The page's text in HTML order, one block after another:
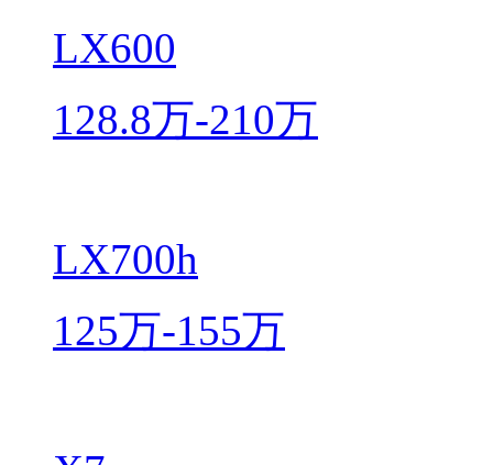
LX600
128.8万-210万
LX700h
125万-155万